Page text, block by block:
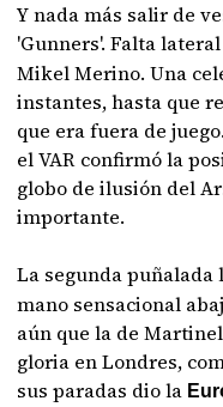
Y nada más salir de
'Gunners'. Falta
Mikel Merino. Una
instantes, hasta que
que era fuera de
el VAR confirmó la
globo de ilusión del
importante.
La segunda
mano sensacional
aún que la de
gloria en Londres,
sus paradas dio la